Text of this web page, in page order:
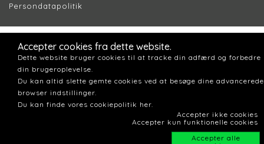
Persondatapolitik
Accepter cookies fra dette website.
Dette website bruger cookies til at tracke din adfærd og forbedre
din brugeroplevelse.
Du kan altid slette gemte cookies ved at besøge dine advancerede
browser indstillinger.
Du kan finde vores cookiepolitik her.
Accepter ikke cookies
Accepter kun funktionelle cookies
Accepter alle